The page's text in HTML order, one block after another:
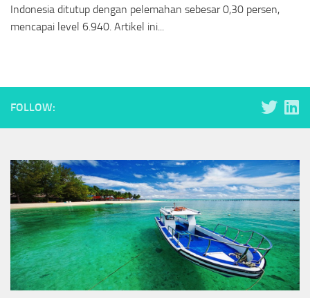
Indonesia ditutup dengan pelemahan sebesar 0,30 persen,
mencapai level 6.940. Artikel ini...
FOLLOW: